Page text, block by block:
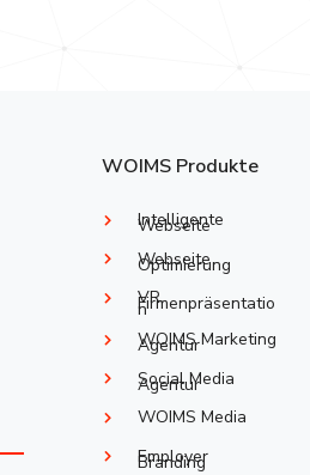
WOIMS Produkte
Intelligente
Webseite
Webseite
Optimierung
VR
Firmenpräsentatio
n
WOIMS Marketing
Agentur
Social Media
Agentur
WOIMS Media
Employer
Branding